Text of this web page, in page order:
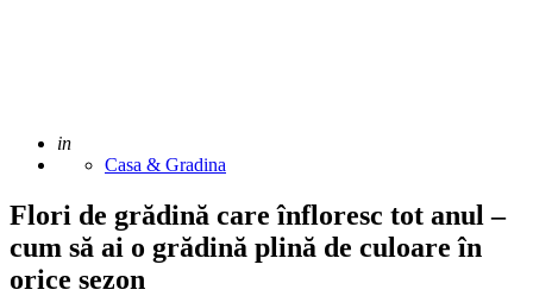
Adaugat
in
Casa & Gradina
Flori de grădină care înfloresc tot anul –
cum să ai o grădină plină de culoare în
orice sezon